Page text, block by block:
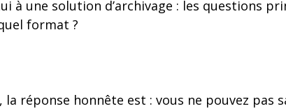
à une solution d’archivage : les questions
format ?
réponse honnête est : vous ne pouvez pas